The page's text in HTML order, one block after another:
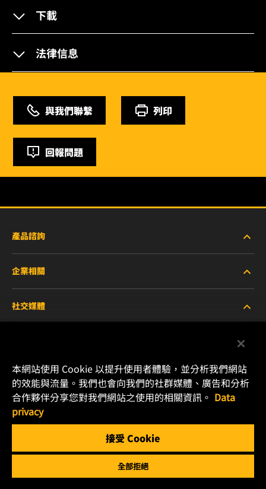
下載
法律信息
與我們聯繫 列印
回報問題
產品諮詢
重型設備車輛
小客車與商用車
賽車產品
企業相關
關於WIX
聯絡我們
職涯發展
社交媒體
Instagram
YouTube
本網站使用 Cookie 以提升使用者體驗，並分析我們網站
的效能與流量。我們也會向我們的社群媒體、廣告和分析
合作夥伴分享您對我們網站之使用的相關資訊。 Data
privacy
接受 Cookie
全部拒絕